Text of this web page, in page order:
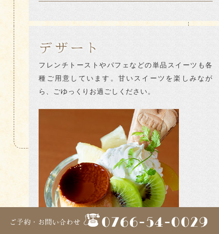
デザート
フレンチトーストやパフェなどの単品スイーツも各
種ご用意しています。甘いスイーツを楽しみなが
ら、ごゆっくりお過ごしください。